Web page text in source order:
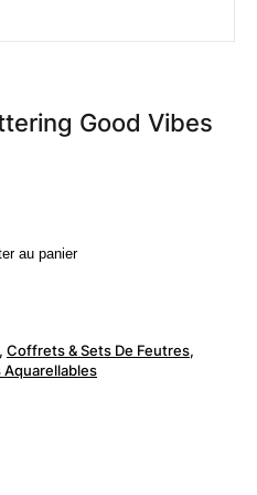
Good Vibes
au panier
, Coffrets & Sets De Feutres,
Aquarellables